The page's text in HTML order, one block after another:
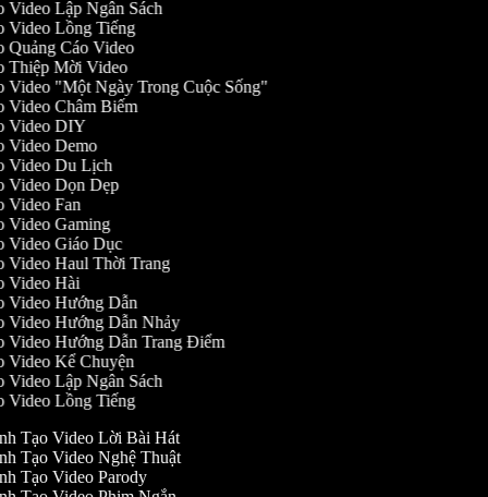
Video Lập Ngân Sách
Video Lồng Tiếng
Quảng Cáo Video
Thiệp Mời Video
Video "Một Ngày Trong Cuộc Sống"
Video Châm Biếm
Video DIY
Video Demo
Video Du Lịch
Video Dọn Dẹp
Video Fan
Video Gaming
Video Giáo Dục
Video Haul Thời Trang
Video Hài
Video Hướng Dẫn
Video Hướng Dẫn Nhảy
Video Hướng Dẫn Trang Điểm
Video Kể Chuyện
Video Lập Ngân Sách
Video Lồng Tiếng
Tạo Video Lời Bài Hát
Tạo Video Nghệ Thuật
Tạo Video Parody